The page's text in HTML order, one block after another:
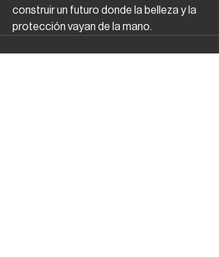
construir un futuro donde la belleza y la
protección vayan de la mano.